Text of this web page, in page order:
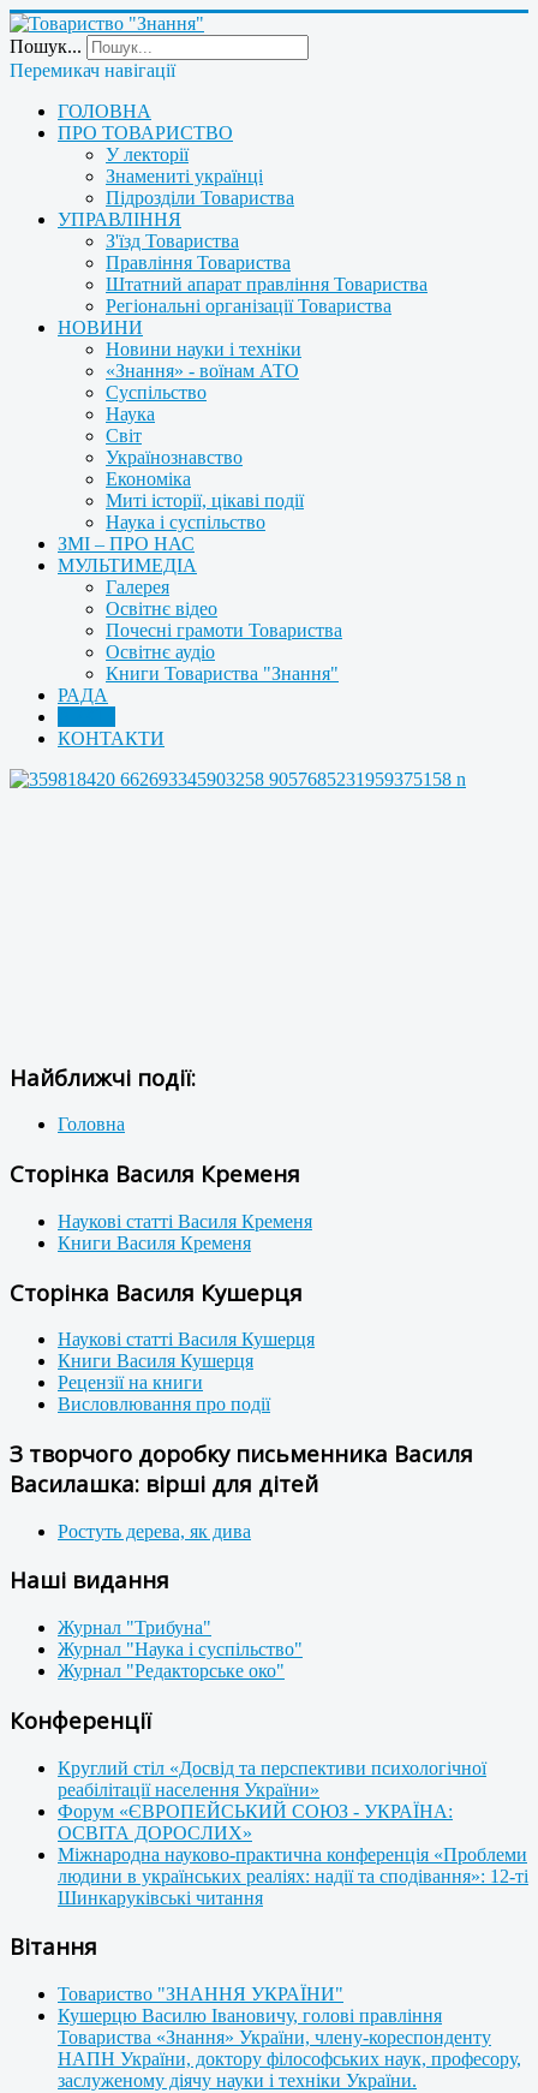
Пошук...
Перемикач навігації
ГОЛОВНА
ПРО ТОВАРИСТВО
У лекторії
Знамениті українці
Підрозділи Товариства
УПРАВЛІННЯ
З'їзд Товариства
Правління Товариства
Штатний апарат правління Товариства
Регіональні організації Товариства
НОВИНИ
Новини науки і техніки
«Знання» - воїнам АТО
Суспільство
Наука
Світ
Українознавство
Економіка
Миті історії, цікаві події
Наука і суспільство
ЗМІ – ПРО НАС
МУЛЬТИМЕДІА
Галерея
Освітнє відео
Почесні грамоти Товариства
Освітнє аудіо
Книги Товариства "Знання"
РАДА
КОНТАКТИ
Найближчі події:
Головна
Сторінка Василя Кременя
Наукові статті Василя Кременя
Книги Василя Кременя
Сторінка Василя Кушерця
Наукові статті Василя Кушерця
Книги Василя Кушерця
Рецензії на книги
Висловлювання про події
З творчого доробку письменника Василя
Василашка: вірші для дітей
Ростуть дерева, як дива
Наші видання
Журнал "Трибуна"
Журнал "Наука і суспільство"
Журнал "Редакторське око"
Конференції
Круглий стіл «Досвід та перспективи психологічної
реабілітації населення України»
Форум «ЄВРОПЕЙСЬКИЙ СОЮЗ - УКРАЇНА:
ОСВІТА ДОРОСЛИХ»
Міжнародна науково-практична конференція «Проблеми
людини в українських реаліях: надії та сподівання»: 12-ті
Шинкаруківські читання
Вітання
Товариство "ЗНАННЯ УКРАЇНИ"
Кушерцю Василю Івановичу, голові правління
Товариства «Знання» України, члену-кореспонденту
НАПН України, доктору філософських наук, професору,
заслуженому діячу науки і техніки України.